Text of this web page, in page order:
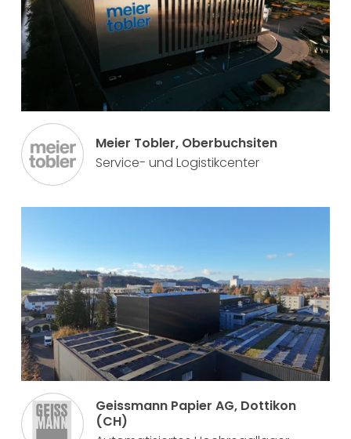
Meier Tobler, Oberbuchsiten
Service- und Logistikcenter
Geissmann Papier AG, Dottikon
(CH)